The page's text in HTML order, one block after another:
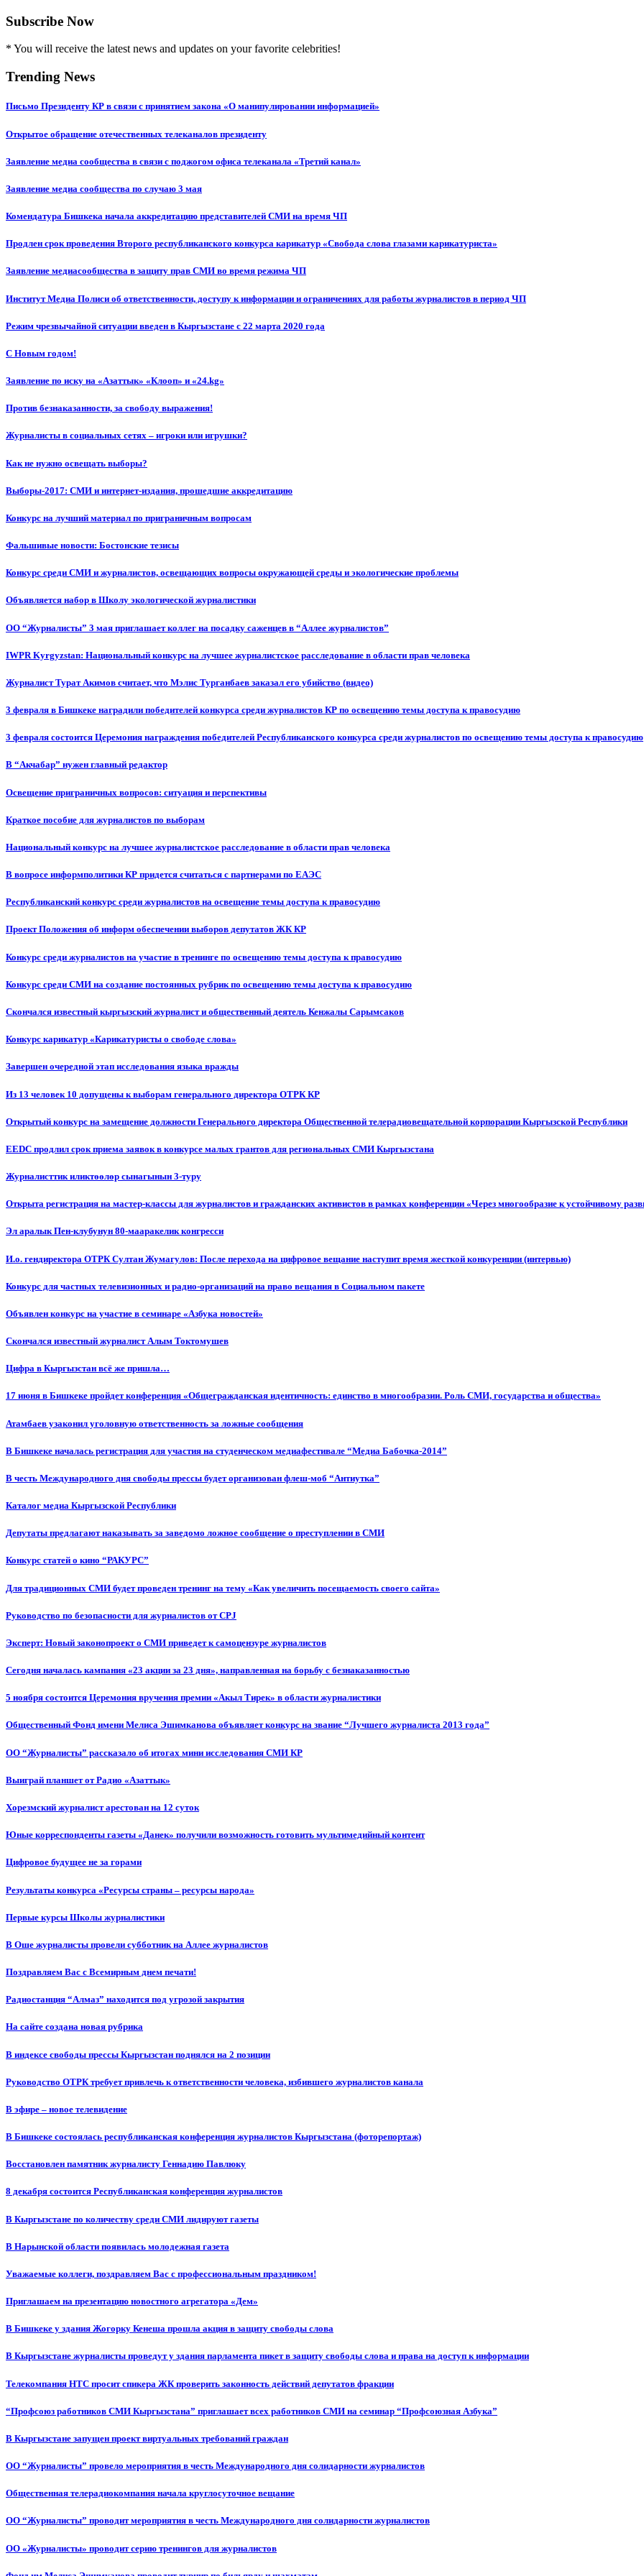
Subscribe Now
* You will receive the latest news and updates on your favorite celebrities!
Trending News
Письмо Президенту КР в связи с принятием закона «О манипулировании информацией»
Открытое обращение отечественных телеканалов президенту
Заявление медиа сообщества в связи с поджогом офиса телеканала «Третий канал»
Заявление медиа сообщества по случаю 3 мая
Комендатура Бишкека начала аккредитацию представителей СМИ на время ЧП
Продлен срок проведения Второго республиканского конкурса карикатур «Свобода слова глазами карикатуриста»
Заявление медиасообщества в защиту прав СМИ во время режима ЧП
Институт Медиа Полиси об ответственности, доступу к информации и ограничениях для работы журналистов в период ЧП
Режим чрезвычайной ситуации введен в Кыргызстане с 22 марта 2020 года
С Новым годом!
Заявление по иску на «Азаттык» «Клооп» и «24.kg»
Против безнаказанности, за свободу выражения!
Журналисты в социальных сетях – игроки или игрушки?
Как не нужно освещать выборы?
Выборы-2017: СМИ и интернет-издания, прошедшие аккредитацию
Конкурс на лучший материал по приграничным вопросам
Фальшивые новости: Бостонские тезисы
Конкурс среди СМИ и журналистов, освещающих вопросы окружающей среды и экологические проблемы
Объявляется набор в Школу экологической журналистики
ОО “Журналисты” 3 мая приглашает коллег на посадку саженцев в “Аллее журналистов”
IWPR Kyrgyzstan: Национальный конкурс на лучшее журналистское расследование в области прав человека
Журналист Турат Акимов считает, что Мэлис Турганбаев заказал его убийство (видео)
3 февраля в Бишкеке наградили победителей конкурса среди журналистов КР по освещению темы доступа к правосудию
3 февраля состоится Церемония награждения победителей Республиканского конкурса среди журналистов по освещению темы доступа к правосудию
В “Акчабар” нужен главный редактор
Освещение приграничных вопросов: ситуация и перспективы
Краткое пособие для журналистов по выборам
Национальный конкурс на лучшее журналистское расследование в области прав человека
В вопросе информполитики КР придется считаться с партнерами по ЕАЭС
Республиканский конкурс среди журналистов на освещение темы доступа к правосудию
Проект Положения об информ обеспечении выборов депутатов ЖК КР
Конкурс среди журналистов на участие в тренинге по освещению темы доступа к правосудию
Конкурс среди СМИ на создание постоянных рубрик по освещению темы доступа к правосудию
Скончался известный кыргызский журналист и общественный деятель Кенжалы Сарымсаков
Конкурс карикатур «Карикатуристы о свободе слова»
Завершен очередной этап исследования языка вражды
Из 13 человек 10 допущены к выборам генерального директора ОТРК КР
Открытый конкурс на замещение должности Генерального директора Общественной телерадиовещательной корпорации Кыргызской Республики
EEDC продлил срок приема заявок в конкурсе малых грантов для региональных СМИ Кыргызстана
Журналисттик иликтөөлөр сынагынын 3-туру
Открыта регистрация на мастер-классы для журналистов и гражданских активистов в рамках конференции «Через многообразие к устойчивому
Эл аралык Пен-клубунун 80-мааракелик конгресси
И.о. гендиректора ОТРК Султан Жумагулов: После перехода на цифровое вещание наступит время жесткой конкуренции (интервью)
Конкурс для частных телевизионных и радио-организаций на право вещания в Социальном пакете
Объявлен конкурс на участие в семинаре «Азбука новостей»
Cкончался известный журналист Алым Токтомушев
Цифра в Кыргызстан всё же пришла…
17 июня в Бишкеке пройдет конференция «Общегражданская идентичность: единство в многообразии. Роль СМИ, государства и общества»
Атамбаев узаконил уголовную ответственность за ложные сообщения
В Бишкеке началась регистрация для участия на студенческом медиафестивале “Медиа Бабочка-2014”
В честь Международного дня свободы прессы будет организован флеш-моб “Антиутка”
Каталог медиа Кыргызской Республики
Депутаты предлагают наказывать за заведомо ложное сообщение о преступлении в СМИ
Конкурс статей о кино “РАКУРС”
Для традиционных СМИ будет проведен тренинг на тему «Как увеличить посещаемость своего сайта»
Руководство по безопасности для журналистов от CPJ
Эксперт: Новый законопроект о СМИ приведет к самоцензуре журналистов
Сегодня началась кампания «23 акции за 23 дня», направленная на борьбу с безнаказанностью
5 ноября состоится Церемония вручения премии «Акыл Тирек» в области журналистики
Общественный Фонд имени Мелиса Эшимканова объявляет конкурс на звание “Лучшего журналиста 2013 года”
ОО “Журналисты” рассказало об итогах мини исследования СМИ КР
Выиграй планшет от Радио «Азаттык»
Хорезмский журналист арестован на 12 суток
Юные корреспонденты газеты «Данек» получили возможность готовить мультимедийный контент
Цифровое будущее не за горами
Результаты конкурса «Ресурсы страны – ресурсы народа»
Первые курсы Школы журналистики
В Оше журналисты провели субботник на Аллее журналистов
Поздравляем Вас с Всемирным днем печати!
Радиостанция “Алмаз” находится под угрозой закрытия
На сайте создана новая рубрика
В индексе свободы прессы Кыргызстан поднялся на 2 позиции
Руководство ОТРК требует привлечь к ответственности человека, избившего журналистов канала
В эфире – новое телевидение
В Бишкеке состоялась республиканская конференция журналистов Кыргызстана (фоторепортаж)
Восстановлен памятник журналисту Геннадию Павлюку
8 декабря состоится Республиканская конференция журналистов
В Кыргызстане по количеству среди СМИ лидируют газеты
В Нарынской области появилась молодежная газета
Уважаемые коллеги, поздравляем Вас с профессиональным праздником!
Приглашаем на презентацию новостного агрегатора «Дем»
В Бишкеке у здания Жогорку Кенеша прошла акция в защиту свободы слова
В Кыргызстане журналисты проведут у здания парламента пикет в защиту свободы слова и права на доступ к информации
Телекомпания НТС просит спикера ЖК проверить законность действий депутатов фракции
“Профсоюз работников СМИ Кыргызстана” приглашает всех работников СМИ на семинар “Профсоюзная Азбука”
В Кыргызстане запущен проект виртуальных требований граждан
ОО “Журналисты” провело мероприятия в честь Международного дня солидарности журналистов
Общественная телерадиокомпания начала круглосуточное вещание
ОО “Журналисты” проводит мероприятия в честь Международного дня солидарности журналистов
ОО «Журналисты» проводит серию тренингов для журналистов